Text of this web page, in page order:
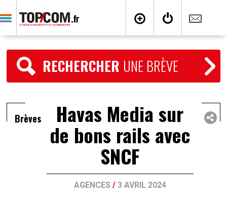
RECHERCHER UNE BRÈVE
Brèves Havas Media sur
de bons rails avec
SNCF
AGENCES / 3 AVRIL 2024